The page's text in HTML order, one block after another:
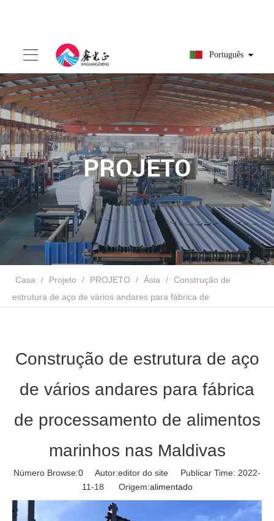
Português
PROJETO
Casa / Projeto / PROJETO / Ásia / Construção de
estrutura de aço de vários andares para fábrica de
Construção de estrutura de aço
de vários andares para fábrica
de processamento de alimentos
marinhos nas Maldivas
Número Browse:0 Autor:editor do site Publicar Time: 2022-
11-18 Origem:alimentado